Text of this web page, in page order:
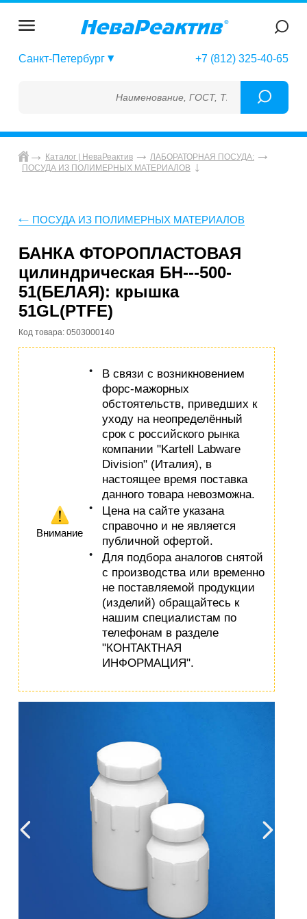
Санкт-Петербург +7 (812) 325-40-65
Наименование, ГОСТ, ТУ, ГСО, МСО, ОСО,
Каталог | НеваРеактив
ЛАБОРАТОРНАЯ ПОСУДА:
ПОСУДА ИЗ ПОЛИМЕРНЫХ МАТЕРИАЛОВ
ПОСУДА ИЗ ПОЛИМЕРНЫХ МАТЕРИАЛОВ
БАНКА ФТОРОПЛАСТОВАЯ
цилиндрическая БН---500-
51(БЕЛАЯ): крышка
51GL(PTFE)
Код товара: 0503000140
Внимание
В связи с возникновением
форс-мажорных
обстоятельств, приведших к
уходу на неопределённый
срок с российского рынка
компании "Kartell Labware
Division" (Италия), в
настоящее время поставка
данного товара невозможна.
Цена на сайте указана
справочно и не является
публичной офертой.
Для подбора аналогов снятой
с производства или временно
не поставляемой продукции
(изделий) обращайтесь к
нашим специалистам по
телефонам в разделе
"КОНТАКТНАЯ
ИНФОРМАЦИЯ".